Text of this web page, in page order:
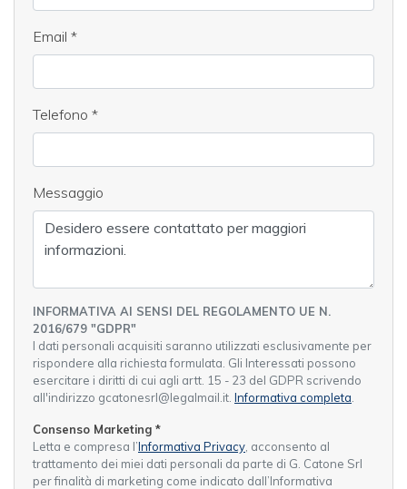
Email *
Telefono *
Messaggio
INFORMATIVA AI SENSI DEL REGOLAMENTO UE N.
2016/679 "GDPR"
I dati personali acquisiti saranno utilizzati esclusivamente per
rispondere alla richiesta formulata. Gli Interessati possono
esercitare i diritti di cui agli artt. 15 - 23 del GDPR scrivendo
all'indirizzo gcatonesrl@legalmail.it. Informativa completa
Consenso Marketing *
Letta e compresa l’Informativa Privacy , acconsento al
trattamento dei miei dati personali da parte di G. Catone Srl
per finalità di marketing come indicato dall’Informativa